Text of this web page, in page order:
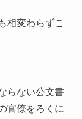
相変わらずこ
らない公文書
官僚をろくに